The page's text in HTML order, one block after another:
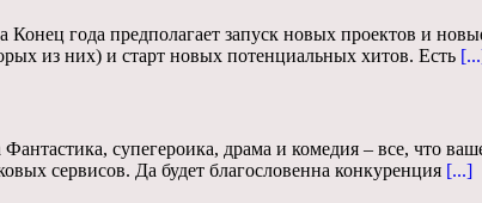
Конец года предполагает запуск новых проектов и
из них) и старт новых потенциальных хитов. Есть
супегероика, драма и комедия – все, что
сервисов. Да будет благословенна конкуренция [...]